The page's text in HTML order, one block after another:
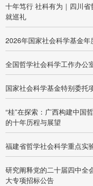
十年笃行 社科有为｜四川
就巡礼
2026年国家社会科学基金
全国哲学社会科学工作办公
国家社会科学基金特别委托
“桂”在探索：广西构建中国
的十年历程与展望
福建省哲学社会科学重点实
研究阐释党的二十届四中全
大专项招标公告